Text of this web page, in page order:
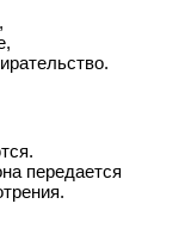
передается